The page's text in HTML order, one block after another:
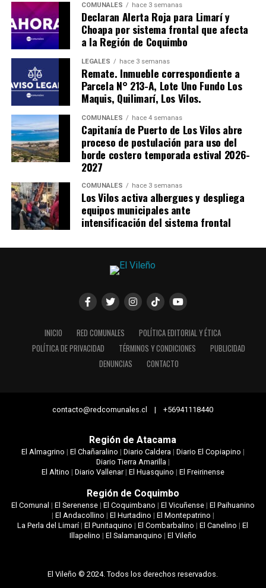
COMUNALES hace 3 semanas
Declaran Alerta Roja para Limarí y
Choapa por sistema frontal que afecta
a la Región de Coquimbo
LEGALES hace 3 semanas
Remate. Inmueble correspondiente a
Parcela N° 213-A, Lote Uno Fundo Los
Maquis, Quilimarí, Los Vilos.
COMUNALES hace 4 semanas
Capitanía de Puerto de Los Vilos abre
proceso de postulación para uso del
borde costero temporada estival 2026-
2027
COMUNALES hace 3 semanas
Los Vilos activa albergues y despliega
equipos municipales ante
intensificación del sistema frontal
INICIO RED COMUNALES
POLÍTICA EDITORIAL Y ÉTICA
POLÍTICA DE PRIVACIDAD
TÉRMINOS Y CONDICIONES
PUBLICIDAD
DENUNCIAS
CONTACTO
contacto@redcomunales.cl | +56941118440
Región de Atacama
El Almagrino | El Chañaralino | Diario Caldera | Diario El Copiapino |
Diario Tierra Amarilla |
El Altino | Diario Vallenar| El Huasquino | El Freirinense
Región de Coquimbo
El Comunal | El Serenense| El Coquimbano | El Vicuñense| El Paihuanino
| El Andacollino | El Hurtadino | El Montepatrino |
La Perla del Limarí|El Punitaquino |El Combarbalino |El Canelino |El
Illapelino | El Salamanquino | El Vileño
El Vileño © 2024. Todos los derechos reservados.